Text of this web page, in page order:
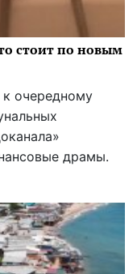
стоит по новым
очередному
драмы.